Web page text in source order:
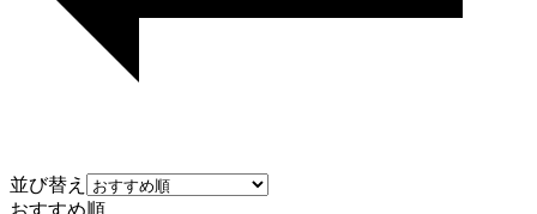
並び替え